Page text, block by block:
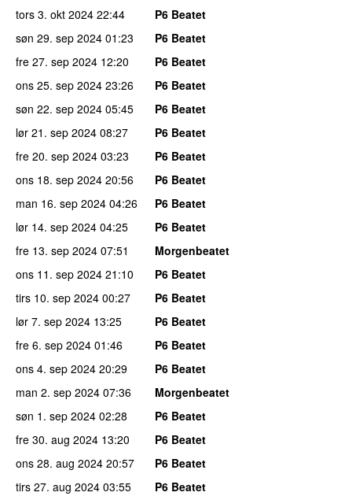
tors 3. okt 2024 22:44
P6 Beatet
søn 29. sep 2024 01:23
P6 Beatet
fre 27. sep 2024 12:20
P6 Beatet
ons 25. sep 2024 23:26
P6 Beatet
søn 22. sep 2024 05:45
P6 Beatet
lør 21. sep 2024 08:27
P6 Beatet
fre 20. sep 2024 03:23
P6 Beatet
ons 18. sep 2024 20:56
P6 Beatet
man 16. sep 2024 04:26
P6 Beatet
lør 14. sep 2024 04:25
P6 Beatet
fre 13. sep 2024 07:51
Morgenbeatet
ons 11. sep 2024 21:10
P6 Beatet
tirs 10. sep 2024 00:27
P6 Beatet
lør 7. sep 2024 13:25
P6 Beatet
fre 6. sep 2024 01:46
P6 Beatet
ons 4. sep 2024 20:29
P6 Beatet
man 2. sep 2024 07:36
Morgenbeatet
søn 1. sep 2024 02:28
P6 Beatet
fre 30. aug 2024 13:20
P6 Beatet
ons 28. aug 2024 20:57
P6 Beatet
tirs 27. aug 2024 03:55
P6 Beatet